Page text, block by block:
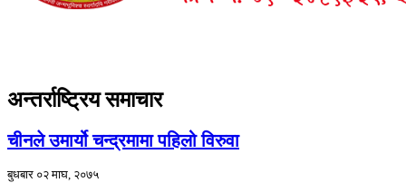
अन्तर्राष्ट्रिय समाचार
चीनले उमार्यो चन्द्रमामा पहिलो विरुवा
बुधबार ०२ माघ, २०७५